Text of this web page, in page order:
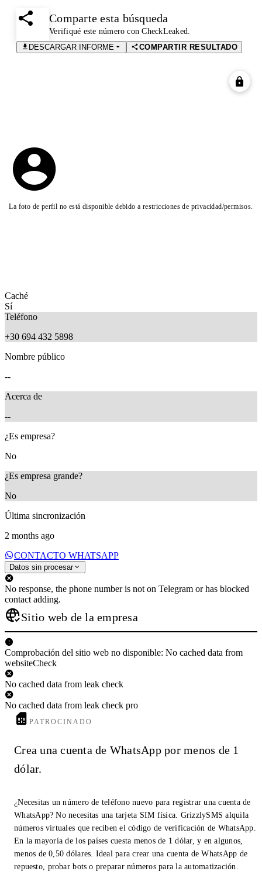
Comparte esta búsqueda
Verifiqué este número con CheckLeaked.
DESCARGAR INFORME
COMPARTIR RESULTADO
La foto de perfil no está disponible debido a restricciones de privacidad/permisos.
Caché
Sí
Teléfono
+30 694 432 5898
Nombre público
--
Acerca de
--
¿Es empresa?
No
¿Es empresa grande?
No
Última sincronización
2 months ago
CONTACTO WHATSAPP
Datos sin procesar
No response, the phone number is not on Telegram or has blocked
contact adding.
Sitio web de la empresa
Comprobación del sitio web no disponible: No cached data from
websiteCheck
No cached data from leak check
No cached data from leak check pro
PATROCINADO
Crea una cuenta de WhatsApp por menos de 1
dólar.
¿Necesitas un número de teléfono nuevo para registrar una cuenta de
WhatsApp? No necesitas una tarjeta SIM física. GrizzlySMS alquila
números virtuales que reciben el código de verificación de WhatsApp.
En la mayoría de los países cuesta menos de 1 dólar, y en algunos,
menos de 0,50 dólares. Ideal para crear una cuenta de WhatsApp de
repuesto, probar bots o preparar números para la automatización.